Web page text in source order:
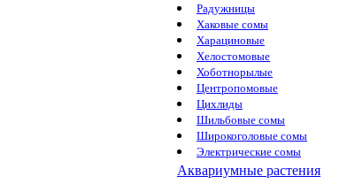
Радужницы
Хаковые сомы
Харациновые
Хелостомовые
Хоботнорылые
Центропомовые
Цихлиды
Шильбовые сомы
Широкоголовые сомы
Электрические сомы
Аквариумные растения